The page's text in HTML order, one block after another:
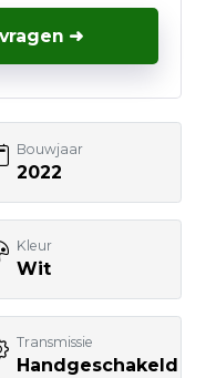
➜
Bouwjaar
2022
Kleur
Wit
Transmissie
Handgeschakeld